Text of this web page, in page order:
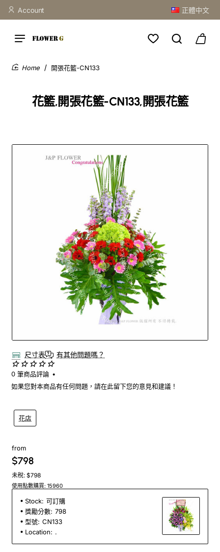
Account 正體中文
花籃,開張花籃-CN133,開張花籃
開張花籃-CN133
尺寸表 有其他問題嗎？
花店
0 筆商品評論 •
如果您對本商品有任何問題，請在此留下您的意見和建議！
from
$798
未稅: $798
使用點數購買: 15960
Stock: 可訂購
獎勵分數: 798
型號: CN133
Location: .